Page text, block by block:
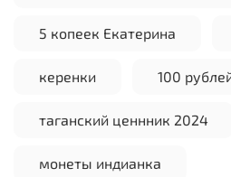
5 копеек Екатерина
керенки 100
таганский ценнник 2024
монеты индианка